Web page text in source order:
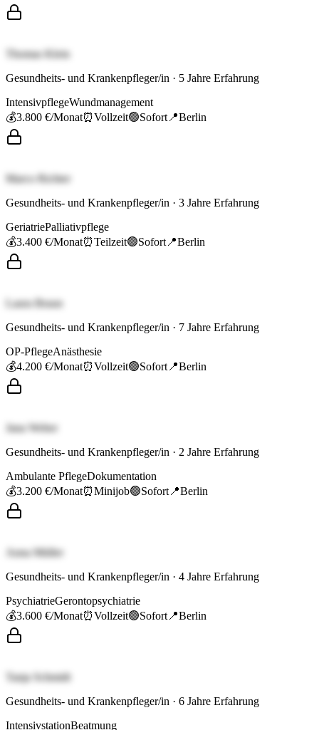
Thomas Klein
Gesundheits- und Krankenpfleger/in · 5 Jahre Erfahrung
IntensivpflegeWundmanagement
💰3.800 €/Monat⏰Vollzeit🟢Sofort 📍Berlin
Marco Richter
Gesundheits- und Krankenpfleger/in · 3 Jahre Erfahrung
GeriatriePalliativpflege
💰3.400 €/Monat⏰Teilzeit🟢Sofort 📍Berlin
Laura Braun
Gesundheits- und Krankenpfleger/in · 7 Jahre Erfahrung
OP-PflegeAnästhesie
💰4.200 €/Monat⏰Vollzeit🟢Sofort 📍Berlin
Jana Weber
Gesundheits- und Krankenpfleger/in · 2 Jahre Erfahrung
Ambulante PflegeDokumentation
💰3.200 €/Monat⏰Minijob🟢Sofort 📍Berlin
Anna Müller
Gesundheits- und Krankenpfleger/in · 4 Jahre Erfahrung
PsychiatrieGerontopsychiatrie
💰3.600 €/Monat⏰Vollzeit🟢Sofort 📍Berlin
Tanja Schmidt
Gesundheits- und Krankenpfleger/in · 6 Jahre Erfahrung
IntensivstationBeatmung